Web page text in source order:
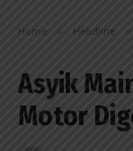
Home » Headline »
Asyik
Motor